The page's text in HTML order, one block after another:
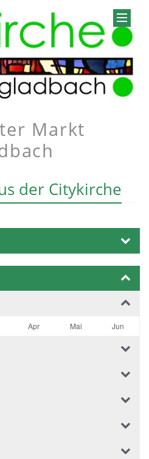
Markt
der Citykirche
Apr Mai Jun